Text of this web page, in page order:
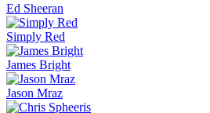
Ed Sheeran
Simply Red
James Bright
Jason Mraz